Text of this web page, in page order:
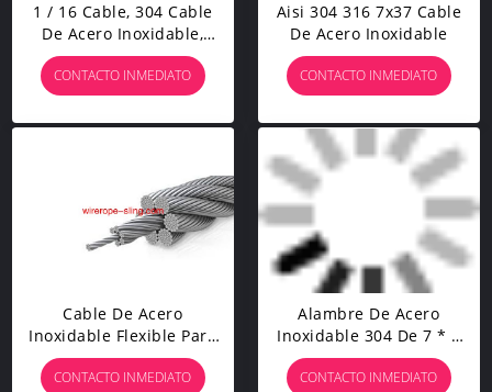
1 / 16 Cable, 304 Cable
De Acero Inoxidable,
Cable De Avión, 328 Pies,
Con 150 Mangas De
Aluminio
CONTACTO INMEDIATO
Aisi 304 316 7x37 Cable
De Acero Inoxidable
CONTACTO INMEDIATO
Cable De Acero
Inoxidable Flexible Para
Barandilla De Cable De
Acero Inoxidable
CONTACTO INMEDIATO
Alambre De Acero
Inoxidable 304 De 7 * 7
4,0 Mm Para El Conjunto
De Vías De Cable
CONTACTO INMEDIATO